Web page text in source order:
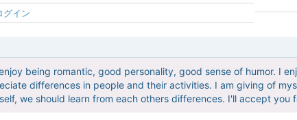
グイン
being romantic, good personality, good sense of humor. I
differences in people and their activities. I am giving of
we should learn from each others differences. I'll accept you